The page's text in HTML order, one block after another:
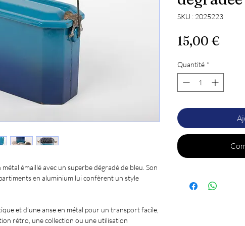
émaillé avec un superbe dégradé de bleu. Son
en aluminium lui confèrent un style
et d’une anse en métal pour un transport facile,
rétro, une collection ou une utilisation
SKU : 2025223
15,00 €Prix
Quantité *